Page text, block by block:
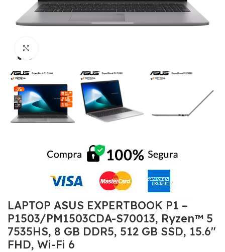
LAPTOP ASUS EXPERTBOOK P1 –
P1503/PM1503CDA-S70013, Ryzen™ 5
7535HS, 8 GB DDR5, 512 GB SSD, 15.6″
FHD, Wi-Fi 6